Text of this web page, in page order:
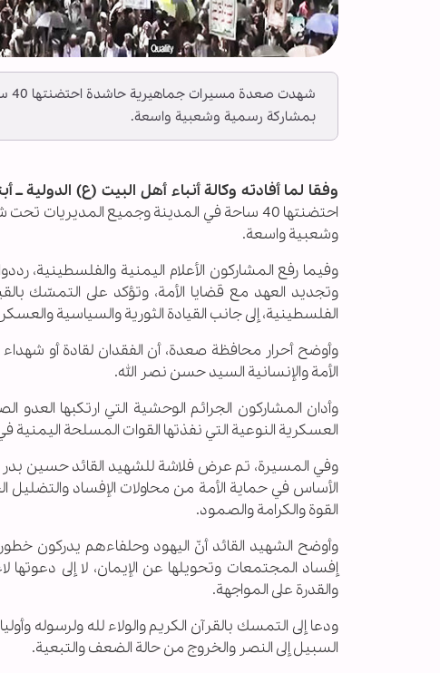
بمشاركة رسمية وشعبية واسعة.
وفقا لما أفادته وكالة أنباء أهل البيت (ع) الدولية ــ
احتضنتها 40 ساحة في المدينة وجميع
وشعبية واسعة.
وفيما رفع المشاركون الأعلام اليمنية
وتجديد العهد مع قضايا الأمة، وتؤكد على التمسّك
الفلسطينية، إلى جانب القيادة الثورية والسياسية
وأوضح أحرار محافظة صعدة، أن الفقدان لقادة أو
الأمة والإنسانية السيد حسن نصر الله.
وأدان المشاركون الجرائم الوحشية التي ارتكبها
العسكرية النوعية التي نفذتها القوات المسلحة اليمنية
وفي المسيرة، تم عرض فلاشة للشهيد القائد حسين بدر
الأساس في حماية الأمة من محاولات الإفساد والتضليل
القوة والكرامة والصمود.
وأوضح الشهيد القائد أنّ اليهود وحلفاءهم يدركون
إفساد المجتمعات وتحويلها عن الإيمان، لا إلى دعوتها
والقدرة على المواجهة.
ودعا إلى التمسك بالقرآن الكريم والولاء لله ولرسوله
السبيل إلى النصر والخروج من حالة الضعف والتبعية.